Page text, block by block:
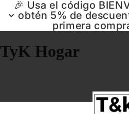
🎉 Usa el código
obtén 5% de
primera
TyK Hogar